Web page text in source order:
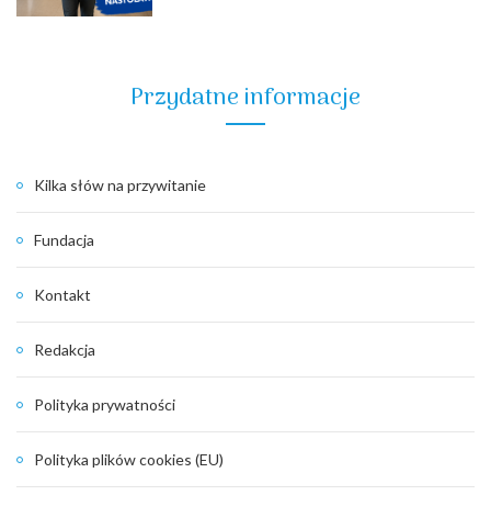
Przydatne informacje
Kilka słów na przywitanie
Fundacja
Kontakt
Redakcja
Polityka prywatności
Polityka plików cookies (EU)